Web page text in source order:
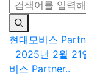
현대모비스
2025년 2월 21
비스 Partner..